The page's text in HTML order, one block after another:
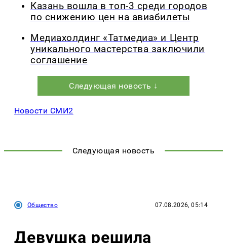
Казань вошла в топ-3 среди городов
по снижению цен на авиабилеты
Медиахолдинг «Татмедиа» и Центр
уникального мастерства заключили
соглашение
Следующая новость ↓
Новости СМИ2
Следующая новость
Общество 07.08.2026, 05:14
Девушка решила